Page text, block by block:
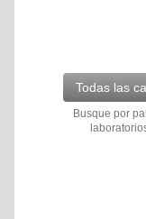
Todas las
Busque por